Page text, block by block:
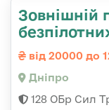
Зовнішній
від 20000 до
Дніпро
128 ОБр Сил